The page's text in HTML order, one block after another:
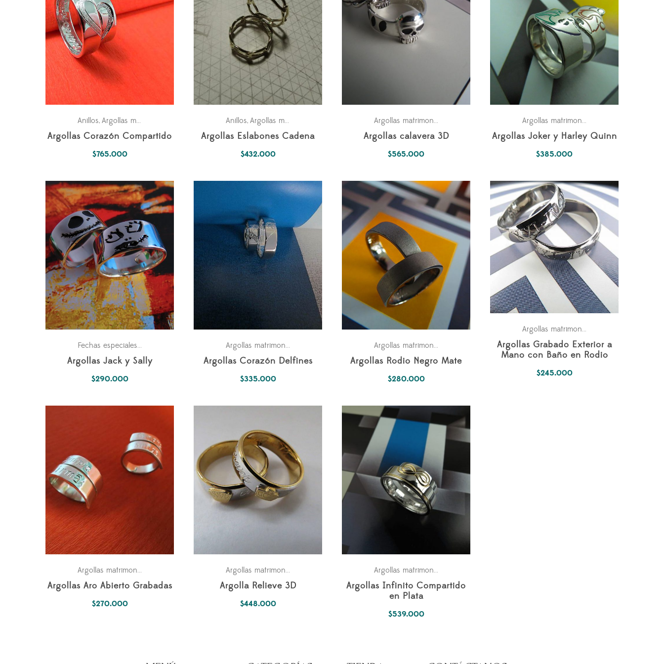
Anillos, Argollas matrimonio Para los dos,Parejas
Argollas Corazón Compartido
$765.000
Anillos, Argollas matrimonio Fechas especiales,Matrimonio,Para los dos
Argollas Eslabones Cadena
$432.000
Argollas matrimonio
Argollas calavera 3D
$565.000
Argollas matrimonio
Argollas Joker y Harley Quinn
$385.000
Fechas especiales
,Para los dos Universo Fantástico
Argollas Jack y Sally
$290.000
Argollas matrimonio Para los dos, Parejas
Argollas Corazón Delfines
$335.000
Argollas matrimonio Fechas especiales,Para los dos,Parejas
Argollas Rodio Negro Mate
$280.000
Argollas matrimonio
Argollas Grabado Exterior a
Mano con Baño en Rodio
$245.000
Argollas matrimonio Para los dos, Parejas
Argollas Aro Abierto Grabadas
$270.000
Argollas matrimonio
Argolla Relieve 3D
$448.000
Argollas matrimonio
Argollas Infinito Compartido
en Plata
$539.000